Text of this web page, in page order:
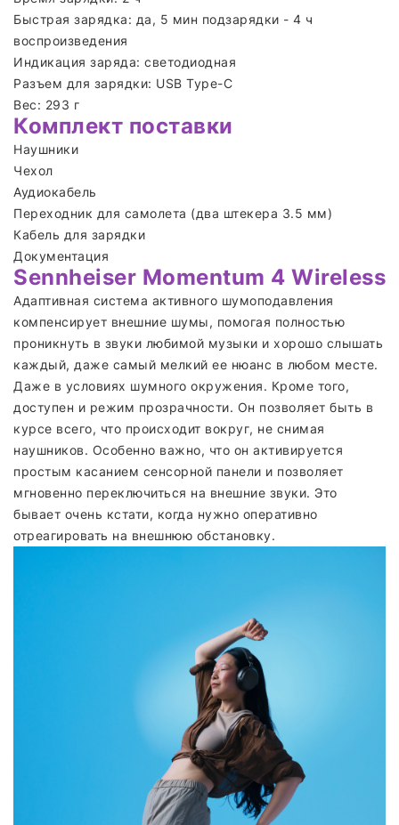
Быстрая зарядка: да, 5 мин подзарядки - 4 ч
воспроизведения
Индикация заряда: светодиодная
Разъем для зарядки: USB Type-C
Вес: 293 г
Комплект поставки
Наушники
Чехол
Аудиокабель
Переходник для самолета (два штекера 3.5 мм)
Кабель для зарядки
Документация
Sennheiser Momentum 4 Wireless
Адаптивная система активного шумоподавления
компенсирует внешние шумы, помогая полностью
проникнуть в звуки любимой музыки и хорошо слышать
каждый, даже самый мелкий ее нюанс в любом месте.
Даже в условиях шумного окружения. Кроме того,
доступен и режим прозрачности. Он позволяет быть в
курсе всего, что происходит вокруг, не снимая
наушников. Особенно важно, что он активируется
простым касанием сенсорной панели и позволяет
мгновенно переключиться на внешние звуки. Это
бывает очень кстати, когда нужно оперативно
отреагировать на внешнюю обстановку.